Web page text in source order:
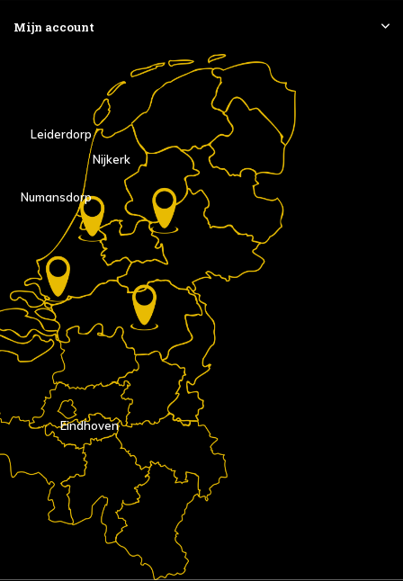
Mijn account
Eindhoven
Nijkerk
Numansdorp
Leiderdorp